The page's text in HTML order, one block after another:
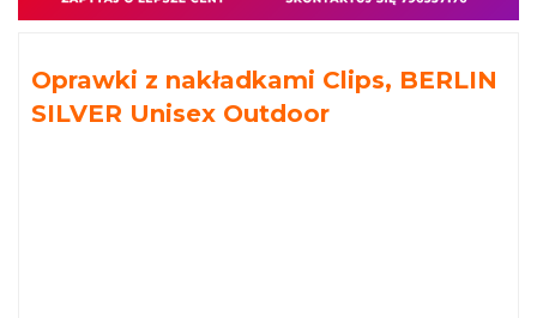
Oprawki z nakładkami Clips, BERLIN
SILVER Unisex Outdoor